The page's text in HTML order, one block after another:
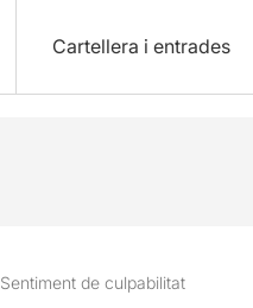
Cartellera i entrades
Sentiment de culpabilitat